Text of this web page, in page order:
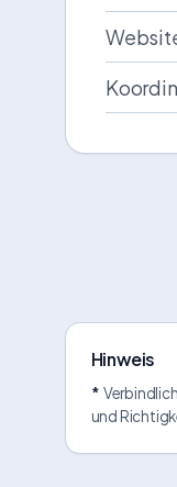
Hinweis
*
und